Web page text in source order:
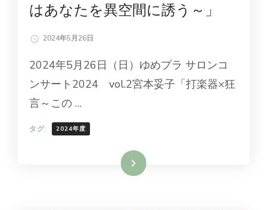
はあなたを異空間に誘う～」
2024年5月26日
2024年5月26日（日）ゆめプラ サロンコ
ンサート2024 vol.2宮本妥子「打楽器×狂
言～この …
タグ: 2024年度
続きを読む